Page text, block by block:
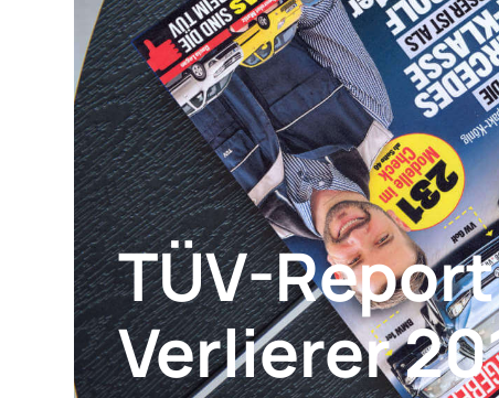
TÜV-
Verlierer